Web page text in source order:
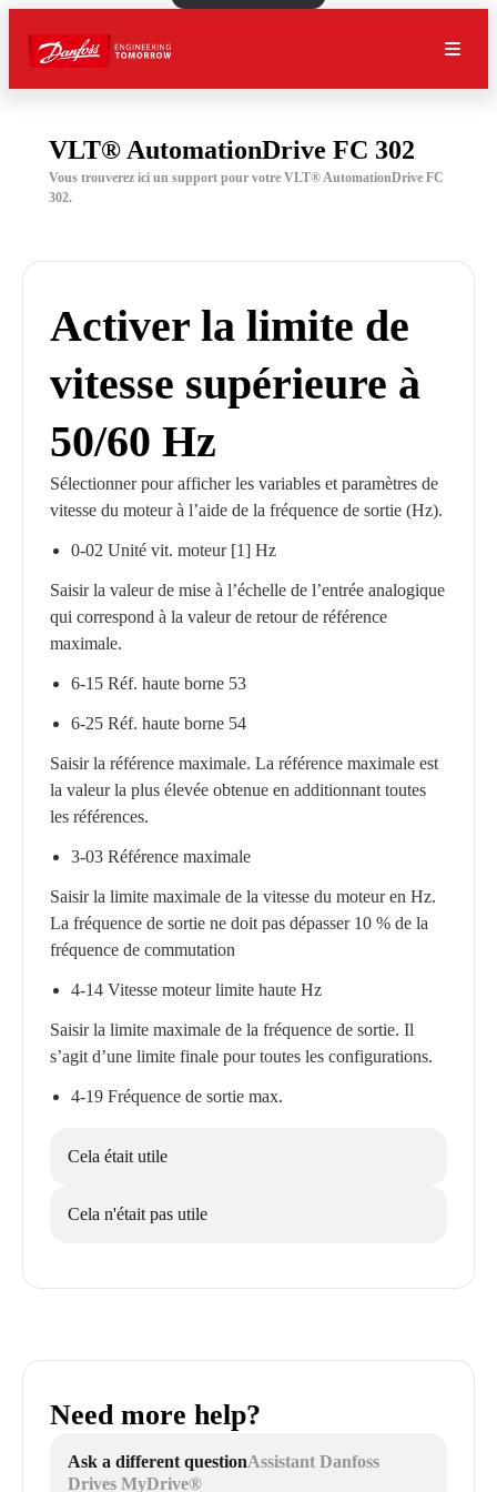
VLT® AutomationDrive FC 302
Vous trouverez ici un support pour votre VLT® AutomationDrive FC
302.
Activer la limite de
vitesse supérieure à
50/60 Hz
Sélectionner pour afficher les variables et paramètres de
vitesse du moteur à l’aide de la fréquence de sortie (Hz).
0-02 Unité vit. moteur [1] Hz
Saisir la valeur de mise à l’échelle de l’entrée analogique
qui correspond à la valeur de retour de référence
maximale.
6-15 Réf. haute borne 53
6-25 Réf. haute borne 54
Saisir la référence maximale. La référence maximale est
la valeur la plus élevée obtenue en additionnant toutes
les références.
3-03 Référence maximale
Saisir la limite maximale de la vitesse du moteur en Hz.
La fréquence de sortie ne doit pas dépasser 10 % de la
fréquence de commutation
4-14 Vitesse moteur limite haute Hz
Saisir la limite maximale de la fréquence de sortie. Il
s’agit d’une limite finale pour toutes les configurations.
4-19 Fréquence de sortie max.
Cela était utile
Cela n'était pas utile
Need more help?
Ask a different questionAssistant Danfoss
Drives MyDrive®